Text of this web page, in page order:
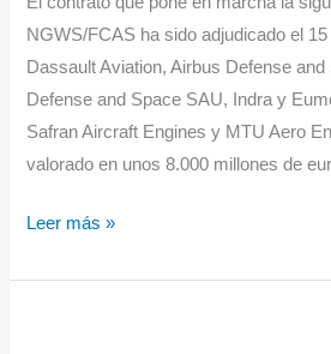
NGWS/FCAS ha sido adjudicado el
Dassault Aviation, Airbus Defense
Defense and Space SAU, Indra y
Safran Aircraft Engines y MTU Aero
valorado en unos 8.000 millones de
Adjudicación
contrato
Leer más »